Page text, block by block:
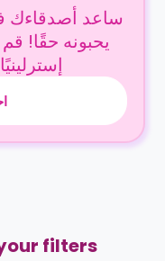
ساعد أصدقاءك
filters.